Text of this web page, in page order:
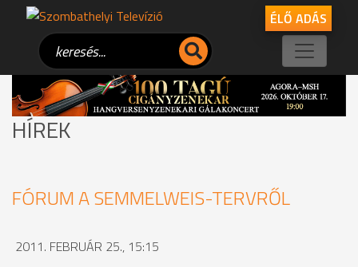
ÉLŐ ADÁS
HÍREK
FÓRUM A SEMMELWEIS-TERVRŐL
2011. FEBRUÁR 25., 15:15